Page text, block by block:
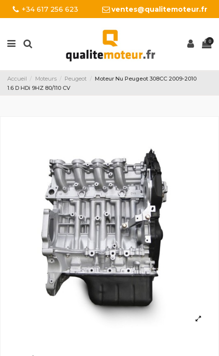
+34 617 256 623 ventes@qualitemoteur.fr
0
Accueil Moteurs Peugeot
Moteur Nu Peugeot 308CC 2009-2010
1.6 D HDi 9HZ 80/110 CV